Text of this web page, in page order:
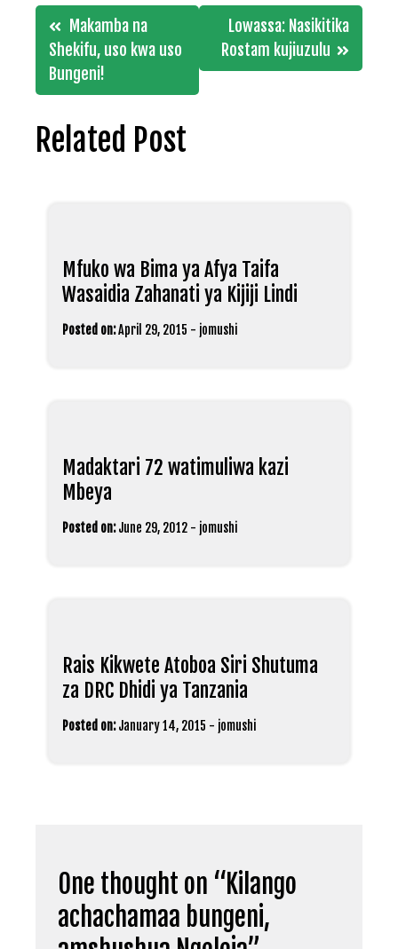
Post
navigation
Makamba na
Shekifu, uso kwa uso
Bungeni!
Lowassa: Nasikitika
Rostam kujiuzulu
Related Post
Mfuko wa Bima ya Afya Taifa
Wasaidia Zahanati ya Kijiji Lindi
Posted on:April 29, 2015 - jomushi
Madaktari 72 watimuliwa kazi
Mbeya
Posted on: June 29, 2012 - jomushi
Rais Kikwete Atoboa Siri Shutuma
za DRC Dhidi ya Tanzania
Posted on: January 14, 2015 - jomushi
One thought on “Kilango
achachamaa bungeni,